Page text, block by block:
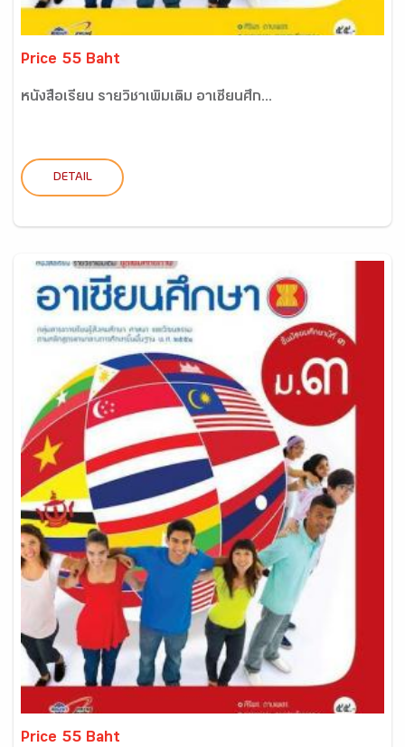
Price 55 Baht
หนังสือเรียน รายวิชาเพิ่มเติม อาเซียนศึก...
DETAIL
Price 55 Baht